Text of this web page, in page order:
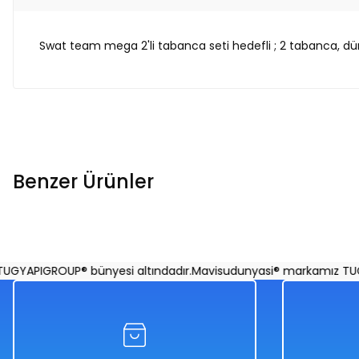
Swat team mega 2'li tabanca seti hedefli ; 2 tabanca,
Benzer Ürünler
İkili Oyuncak Tabanca Topaç Renkli Top Atan
bünyesi altındadır.Mavisudunyasi® markamız